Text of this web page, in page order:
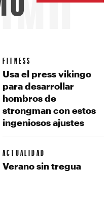
FITNESS
Usa el press vikingo
para desarrollar
hombros de
strongman con estos
ingeniosos ajustes
ACTUALIDAD
Verano sin tregua